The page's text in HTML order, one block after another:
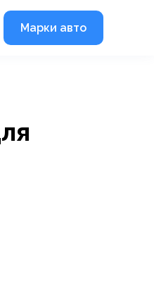
Марки авто